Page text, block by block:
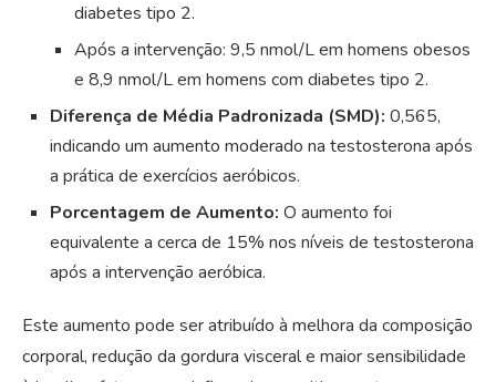
diabetes tipo 2.
Após a intervenção: 9,5 nmol/L em homens obesos
e 8,9 nmol/L em homens com diabetes tipo 2.
Diferença de Média Padronizada (SMD): 0,565,
indicando um aumento moderado na testosterona após
a prática de exercícios aeróbicos.
Porcentagem de Aumento: O aumento foi
equivalente a cerca de 15% nos níveis de testosterona
após a intervenção aeróbica.
Este aumento pode ser atribuído à melhora da composição
corporal, redução da gordura visceral e maior sensibilidade